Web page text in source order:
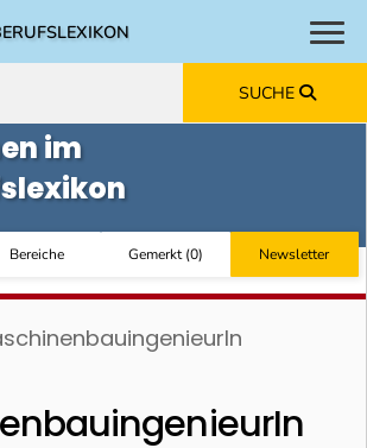
SUCHE
im
Bereiche Gemerkt(0) Newsletter